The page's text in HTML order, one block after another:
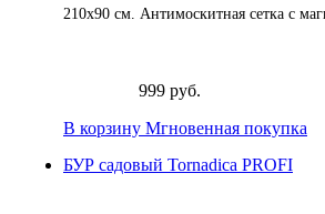
210х90 см. Антимоскитная сетка с
999 руб.
В корзину Мгновенная покупка
БУР садовый Tornadica PROFI